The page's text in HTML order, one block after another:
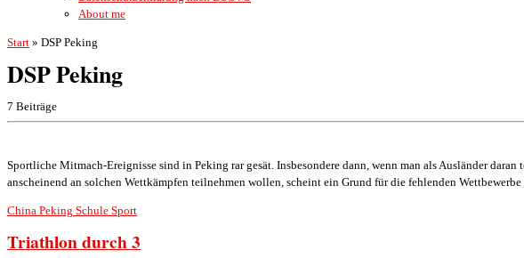
About me
Start » DSP Peking
DSP Peking
7 Beiträge
Sportliche Mitmach-Ereignisse sind in Peking rar gesät. Insbesondere dann, wenn man als Ausländer
anscheinend an solchen Wettkämpfen teilnehmen wollen, scheint ein Grund für die fehlenden
China Peking Schule Sport
Triathlon durch 3